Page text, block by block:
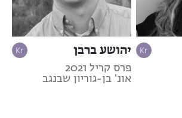
יהושע ברבן
פרס קריל 2021
אונ' בן-גוריון שבנגב